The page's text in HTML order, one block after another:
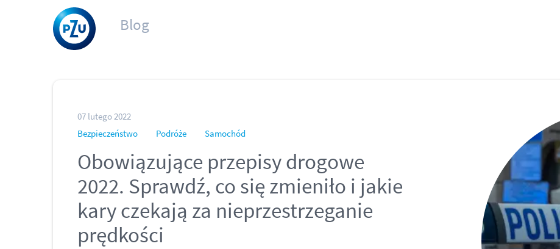
Blog
07 lutego 2022
Bezpieczeństwo
Podróże Samochód
Obowiązujące przepisy drogowe
2022. Sprawdź, co się zmieniło i jakie
kary czekają za nieprzestrzeganie
prędkości